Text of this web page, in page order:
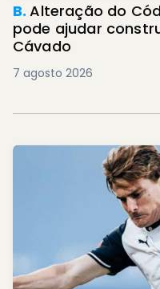
B.Alteração do Código das Expropriações
pode ajudar
Cávado
7 agosto 2026